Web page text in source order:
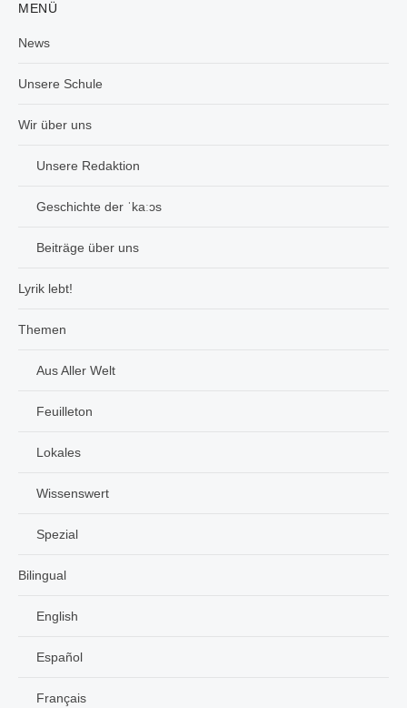
MENÜ
News
Unsere Schule
Wir über uns
Unsere Redaktion
Geschichte der ˈkaːɔs
Beiträge über uns
Lyrik lebt!
Themen
Aus Aller Welt
Feuilleton
Lokales
Wissenswert
Spezial
Bilingual
English
Español
Français